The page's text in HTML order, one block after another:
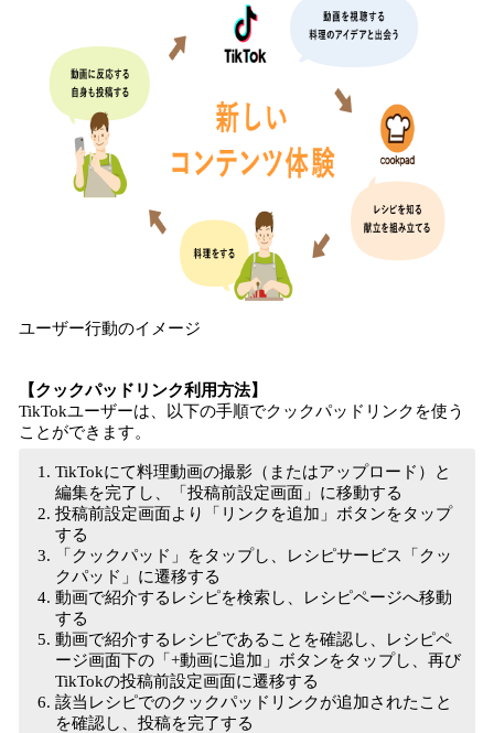
ユーザー行動のイメージ
【クックパッドリンク利用方法】
TikTokユーザーは、以下の手順でクックパッドリンクを使う
ことができます。
TikTokにて料理動画の撮影（またはアップロード）と
編集を完了し、「投稿前設定画面」に移動する
投稿前設定画面より「リンクを追加」ボタンをタップ
する
「クックパッド」をタップし、レシピサービス「クッ
クパッド」に遷移する
動画で紹介するレシピを検索し、レシピページへ移動
する
動画で紹介するレシピであることを確認し、レシピペ
ージ画面下の「+動画に追加」ボタンをタップし、再び
TikTokの投稿前設定画面に遷移する
該当レシピでのクックパッドリンクが追加されたこと
を確認し、投稿を完了する